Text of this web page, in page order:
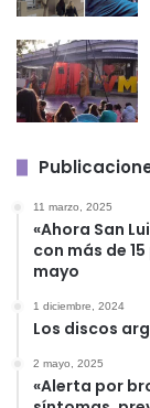
11 marzo, 2025
«Ahora San
con más de
mayo
1 diciembre, 2024
Los discos
2 mayo, 2025
«Alerta por